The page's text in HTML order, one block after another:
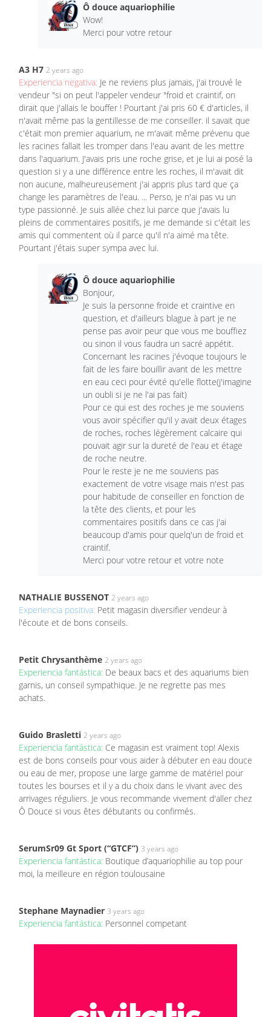
Ô douce aquariophilie
Wow!
Merci pour votre retour
A3 H7 2 years ago
Experiencia negativa: Je ne reviens plus jamais, j'ai trouvé le
vendeur "si on peut l'appeler vendeur "froid et craintif, on
dirait que j'allais le bouffer ! Pourtant j'ai pris 60 € d'articles, il
n'avait même pas la gentillesse de me conseiller. il savait que
c'était mon premier aquarium, ne m'avait même prévenu que
les racines fallait les tromper dans l'eau avant de les mettre
dans l'aquarium. J'avais pris une roche grise, et je lui ai posé la
question si y a une différence entre les roches, il m'avait dit
non aucune, malheureusement j'ai appris plus tard que ça
change les paramètres de l'eau. ... Perso, je n'ai pas vu un
type passionné. Je suis allée chez lui parce que j'avais lu
pleins de commentaires positifs, je me demande si c'était les
amis qui commentent où il parce qu'il n'a aimé ma tête.
Pourtant j'étais super sympa avec lui.
Ô douce aquariophilie
Bonjour,
Je suis la personne froide et craintive en
question, et d'ailleurs blague à part je ne
pense pas avoir peur que vous me bouffiez
ou sinon il vous faudra un sacré appétit.
Concernant les racines j'évoque toujours le
fait de les faire bouillir avant de les mettre
en eau ceci pour évité qu'elle flotte(j'imagine
un oubli si je ne l'ai pas fait)
Pour ce qui est des roches je me souviens
vous avoir spécifier qu'il y avait deux étages
de roches, roches légèrement calcaire qui
pouvait agir sur la dureté de l'eau et étage
de roche neutre.
Pour le reste je ne me souviens pas
exactement de votre visage mais n'est pas
pour habitude de conseiller en fonction de
la tête des clients, et pour les
commentaires positifs dans ce cas j'ai
beaucoup d'amis pour quelq'un de froid et
craintif.
Merci pour votre retour et votre note
NATHALIE BUSSENOT 2 years ago
Experiencia positiva: Petit magasin diversifier vendeur à
l'écoute et de bons conseils.
Petit Chrysanthème 2 years ago
Experiencia fantástica: De beaux bacs et des aquariums bien
garnis, un conseil sympathique. Je ne regrette pas mes
achats.
Guido Brasletti 2 years ago
Experiencia fantástica: Ce magasin est vraiment top! Alexis
est de bons conseils pour vous aider à débuter en eau douce
ou eau de mer, propose une large gamme de matériel pour
toutes les bourses et il y a du choix dans le vivant avec des
arrivages réguliers. Je vous recommande vivement d'aller chez
Ô Douce si vous êtes débutants ou confirmés.
SerumSr09 Gt Sport (“GTCF”) 3 years ago
Experiencia fantástica: Boutique d’aquariophilie au top pour
moi, la meilleure en région toulousaine
Stephane Maynadier 3 years ago
Experiencia fantástica: Personnel competant